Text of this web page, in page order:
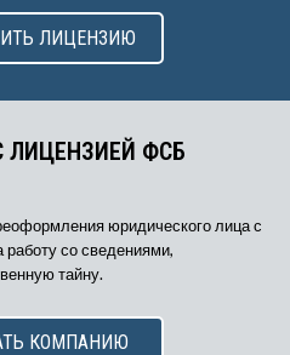
ЛИЦЕНЗИЮ
ФСБ
юридического лица с
со сведениями,
тайну.
КОМПАНИЮ